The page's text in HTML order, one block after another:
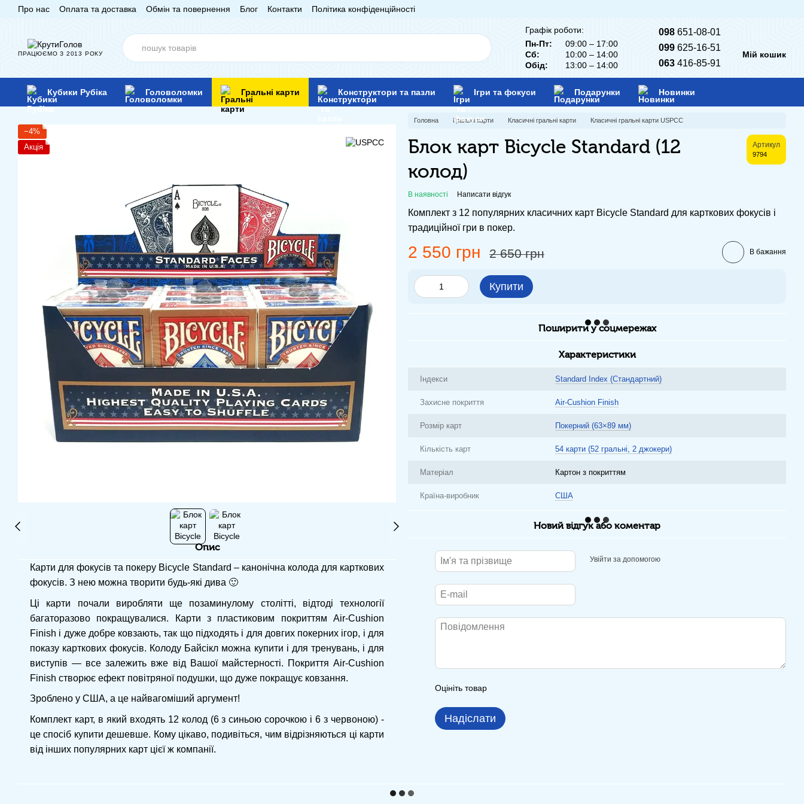
Перейти до основного контенту
Про нас Оплата та доставка Обмін та повернення Блог Контакти Політика конфіденційності
ПРАЦЮЄМО З 2013 РОКУ
Графік роботи:
Пн-Пт:
09:00 – 17:00
Сб:
10:00 – 14:00
Обід:
13:00 – 14:00
098651-08-01
099625-16-51
063416-85-91
Мій кошик
Кубики Рубіка Головоломки Гральні карти Конструктори та пазли Ігри та фокуси Подарунки Новинки
−4%
Акція
Опис
Карти для фокусів та покеру Bicycle Standard – канонічна колода для карткових
фокусів. З нею можна творити будь-які дива 🙂
Ці карти почали виробляти ще позаминулому столітті, відтоді технології
багаторазово покращувалися. Карти з пластиковим покриттям Air-Cushion
Finish і дуже добре ковзають, так що підходять і для довгих покерних ігор, і для
показу карткових фокусів. Колоду Байсікл можна купити і для тренувань, і для
виступів — все залежить вже від Вашої майстерності. Покриття Air-Cushion
Finish створює ефект повітряної подушки, що дуже покращує ковзання.
Зроблено у США, а це найвагоміший аргумент!
Комплект карт, в який входять 12 колод (6 з синьою сорочкою і 6 з червоною) -
це спосіб купити дешевше. Кому цікаво, подивіться, чим відрізняються ці карти
від інших популярних карт цієї ж компанії.
Головна Гральні карти Класичні гральні карти Класичні гральні карти USPCC
Блок карт Bicycle Standard (12
колод)
Артикул
9794
В наявності Написати відгук
Комплект з 12 популярних класичних карт Bicycle Standard для карткових фокусів і
традиційної гри в покер.
2 550 грн 2 650 грн В бажання
Купити
Поширити у соцмережах
Характеристики
Індекси Standard Index (Стандартний)
Захисне покриття Air-Cushion Finish
Розмір карт Покерний (63×89 мм)
Кількість карт 54 карти (52 гральні, 2 джокери)
Матеріал Картон з покриттям
Країна-виробник США
Новий відгук або коментар
Увійти за допомогою
Оцініть товар
Надіслати